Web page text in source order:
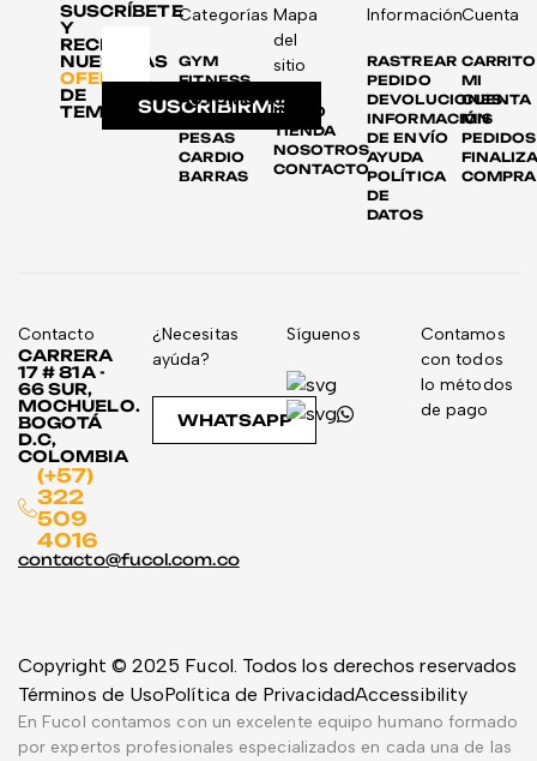
SUSCRÍBETE
Y
RECIBE
NUESTRAS
OFERTAS
DE
TEMPORADASUSCRIBIRME
Categorías
GYM
FITNESS
AUTOMOTRIZ
DISCOS
PESAS
CARDIO
BARRAS
Mapa
del
sitio
INICIO
TIENDA
NOSOTROS
CONTACTO
Información
RASTREAR
PEDIDO
DEVOLUCIONES
INFORMACIÓN
DE ENVÍO
AYUDA
POLÍTICA
DE
DATOS
Cuenta
CARRITO
MI
CUENTA
MIS
PEDIDOS
COMPRA
Contacto
CARRERA
17 # 81A -
66 SUR,
MOCHUELO.
BOGOTÁ
D.C,
COLOMBIA
(+57)
322
509
4016
contacto@fucol.com.co
¿Necesitas
ayúda?
WHATSAPP
Síguenos
Contamos
con todos
lo métodos
de pago
Copyright © 2025 Fucol. Todos los derechos reservados
Términos de UsoPolítica de PrivacidadAccessibility
En Fucol contamos con un excelente equipo humano formado
por expertos profesionales especializados en cada una de las